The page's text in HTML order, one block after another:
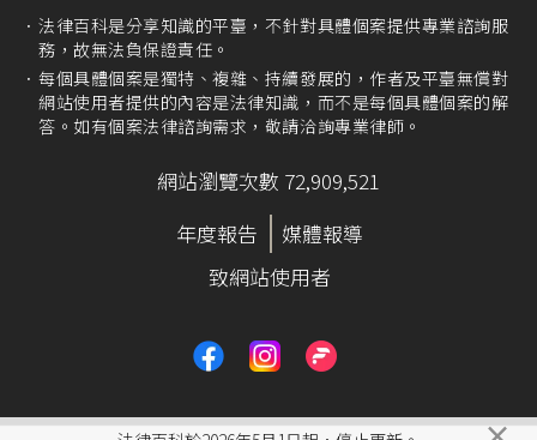
法律百科是分享知識的平臺，不針對具體個案提供專業諮詢服
務，故無法負保證責任。
每個具體個案是獨特、複雜、持續發展的，作者及平臺無償對
網站使用者提供的內容是法律知識，而不是每個具體個案的解
答。如有個案法律諮詢需求，敬請洽詢專業律師。
網站瀏覽次數 72,909,521
年度報告
媒體報導
致網站使用者